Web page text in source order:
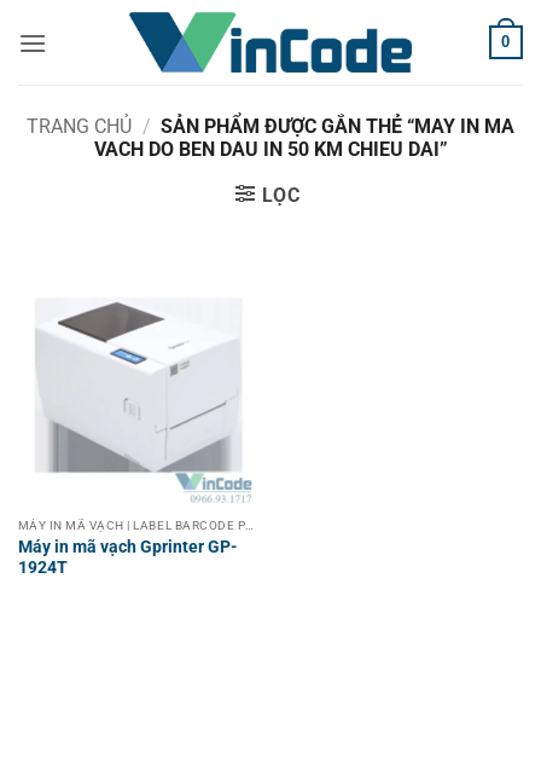
qua
0
TRANG CHỦ / SẢN PHẨM ĐƯỢC GẮN THẺ “MAY IN MA
VACH DO BEN DAU IN 50 KM CHIEU DAI”
LỌC
Máy in mã vạch Gprinter GP-
1924T